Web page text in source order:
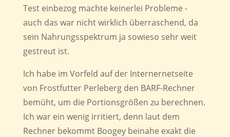
Test einbezog machte keinerlei Probleme -
auch das war nicht wirklich überraschend, da
sein Nahrungsspektrum ja sowieso sehr weit
gestreut ist.
Ich habe im Vorfeld auf der Internernetseite
von Frostfutter Perleberg den BARF-Rechner
bemüht, um die Portionsgrößen zu berechnen.
Ich war ein wenig irritiert, denn laut dem
Rechner bekommt Boogey beinahe exakt die